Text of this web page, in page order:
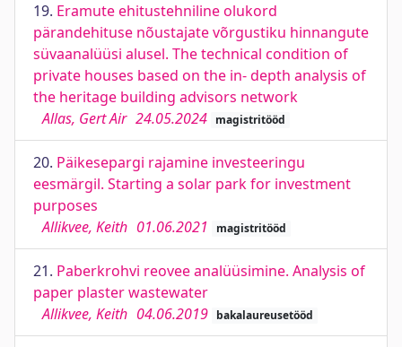
19. Eramute ehitustehniline olukord
pärandehituse nõustajate võrgustiku hinnangute
süvaanalüüsi alusel. The technical condition of
private houses based on the in- depth analysis of
the heritage building advisors network
Allas, Gert Air 24.05.2024 magistritööd
20. Päikesepargi rajamine investeeringu
eesmärgil. Starting a solar park for investment
purposes
Allikvee, Keith 01.06.2021 magistritööd
21. Paberkrohvi reovee analüüsimine. Analysis of
paper plaster wastewater
Allikvee, Keith 04.06.2019 bakalaureusetööd